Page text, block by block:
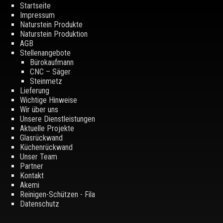
Startseite
Impressum
Naturstein Produkte
Naturstein Produktion
AGB
Stellenangebote
Bürokaufmann
CNC – Säger
Steinmetz
Lieferung
Wichtige Hinweise
Wir über uns
Unsere Dienstleistungen
Aktuelle Projekte
Glasrückwand
Küchenrückwand
Unser Team
Partner
Kontakt
Akemi
Reinigen-Schützen - Fila
Datenschutz